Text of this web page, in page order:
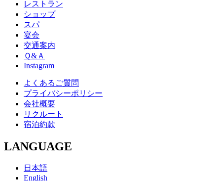
レストラン
ショップ
スパ
宴会
交通案内
Ｑ&Ａ
Instagram
よくあるご質問
プライバシーポリシー
会社概要
リクルート
宿泊約款
LANGUAGE
日本語
English